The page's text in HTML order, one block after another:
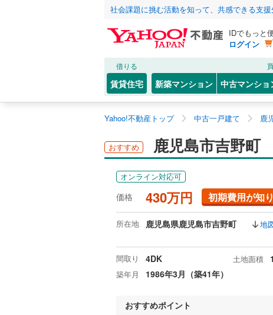
社会課題に挑む活動を知って、共感できる支援
IDでもっと
ログイン
借りる
賃貸住宅 新築マンション 中古マンショ
Yahoo!不動産トップ 中古一戸建て 鹿
おすすめ 鹿児島市吉野町
オンライン対応可
価格 430万円 初期費用が知
所在地 鹿児島県鹿児島市吉野町 地
間取り 4DK 土地面積
築年月 1986年3月（築41年）
おすすめポイント